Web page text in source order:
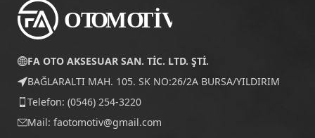
FA OTO AKSESUAR SAN. TİC. LTD. ŞTİ.
BAĞLARALTI MAH. 105. SK NO:26/2A BURSA/YILDIRIM
Telefon: (0546) 254-3220
Mail: faotomotiv@gmail.com